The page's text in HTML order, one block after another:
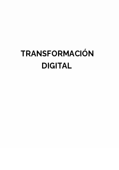
TRANSFORMACIÓN
DIGITAL